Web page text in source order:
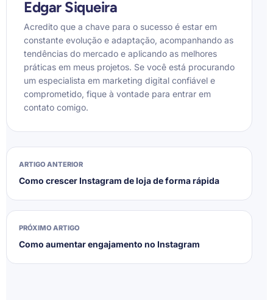
Edgar Siqueira
Acredito que a chave para o sucesso é estar em
constante evolução e adaptação, acompanhando as
tendências do mercado e aplicando as melhores
práticas em meus projetos. Se você está procurando
um especialista em marketing digital confiável e
comprometido, fique à vontade para entrar em
contato comigo.
ARTIGO ANTERIOR
Como crescer Instagram de loja de forma rápida
PRÓXIMO ARTIGO
Como aumentar engajamento no Instagram